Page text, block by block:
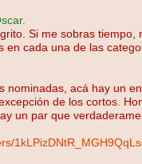
Si me sobras tiempo,
en cada una de las
nominadas, acá hay un
de los cortos.
un par que